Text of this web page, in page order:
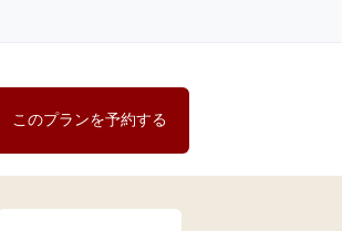
このプランを予約する